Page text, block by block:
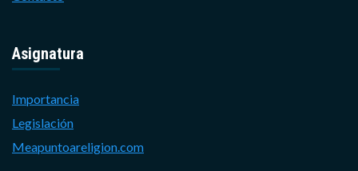
Asignatura
Importancia
Legislación
Meapuntoareligion.com